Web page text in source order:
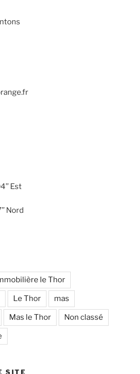
Est
Nord
le Thor
Le Thor mas
Mas le Thor Non classé
SITE